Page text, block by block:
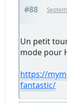
#88
Un petit
mode pour
https://
fantastic/